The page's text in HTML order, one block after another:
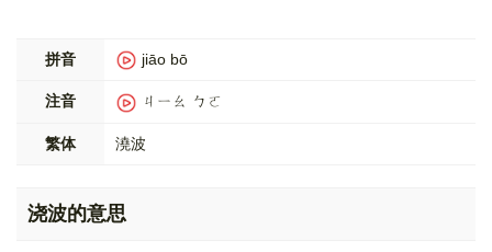
拼音 jiāo bō
注音 ㄐㄧㄠ ㄅㄛ
繁体 澆波
浇波的意思